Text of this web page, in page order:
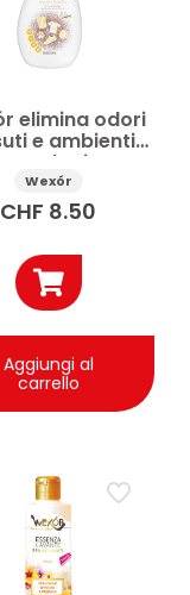
elimina odori
e ambienti
tecnologia
500 ml
Wexór
CHF 8.50
Aggiungi al
carrello